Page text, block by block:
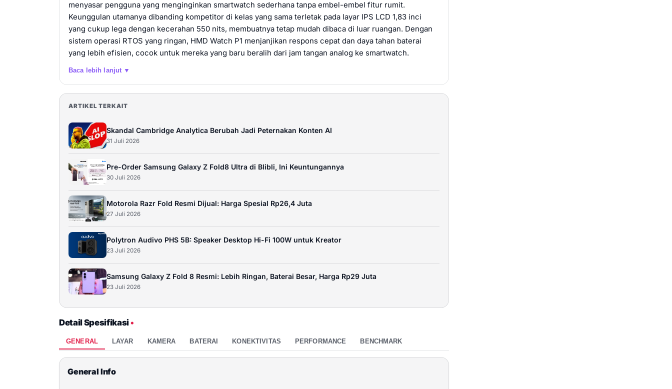
menyasar pengguna yang menginginkan smartwatch sederhana tanpa embel-embel fitur rumit.
Keunggulan utamanya dibanding kompetitor di kelas yang sama terletak pada layar IPS LCD 1,83 inci
yang cukup lega dengan kecerahan 550 nits, membuatnya tetap mudah dibaca di luar ruangan. Dengan
sistem operasi RTOS yang ringan, HMD Watch P1 menjanjikan respons cepat dan daya tahan baterai
yang lebih efisien, cocok untuk mereka yang baru beralih dari jam tangan analog ke smartwatch.
Baca lebih lanjut ▼
ARTIKEL TERKAIT
Skandal Cambridge Analytica Berubah Jadi Peternakan Konten AI
31 Juli 2026
Pre-Order Samsung Galaxy Z Fold8 Ultra di Blibli, Ini Keuntungannya
30 Juli 2026
Motorola Razr Fold Resmi Dijual: Harga Spesial Rp26,4 Juta
27 Juli 2026
Polytron Audivo PHS 5B: Speaker Desktop Hi-Fi 100W untuk Kreator
23 Juli 2026
Samsung Galaxy Z Fold 8 Resmi: Lebih Ringan, Baterai Besar, Harga Rp29 Juta
23 Juli 2026
Detail Spesifikasi•
GENERAL LAYAR KAMERA BATERAI KONEKTIVITAS PERFORMANCE BENCHMARK
General Info